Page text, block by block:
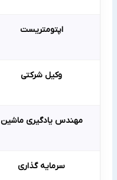
اپتومتریست
وکیل شرکتی
مهندس یادگیری ماشین
سرمایه گذاری